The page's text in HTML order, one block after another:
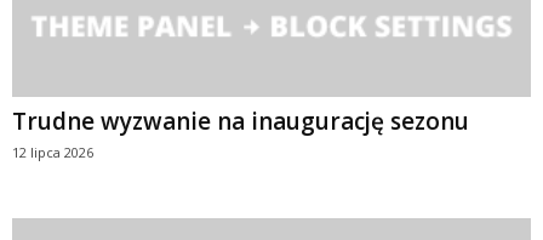
Trudne wyzwanie na inaugurację sezonu
12 lipca 2026